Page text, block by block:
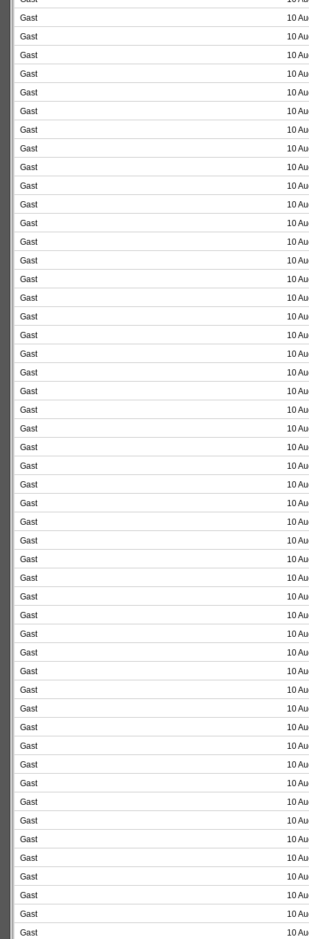
Gast
10
Gast
10
Gast
10
Gast
10
Gast
10
Gast
10
Gast
10
Gast
10
Gast
10
Gast
10
Gast
10
Gast
10
Gast
10
Gast
10
Gast
10
Gast
10
Gast
10
Gast
10
Gast
10
Gast
10
Gast
10
Gast
10
Gast
10
Gast
10
Gast
10
Gast
10
Gast
10
Gast
10
Gast
10
Gast
10
Gast
10
Gast
10
Gast
10
Gast
10
Gast
10
Gast
10
Gast
10
Gast
10
Gast
10
Gast
10
Gast
10
Gast
10
Gast
10
Gast
10
Gast
10
Gast
10
Gast
10
Gast
10
Gast
10
Gast
10